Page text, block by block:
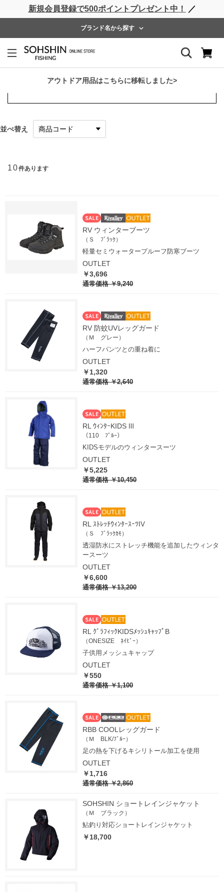
新規会員登録で500ポイントプレゼント中！ ／
ブランド名から探す
アウトドア用品はこちらに移転しました>
MENU
SOHSHIN
並べ替え
10件あります
RV ウィンターブーツ
（Ｓ ﾌﾞﾗｯｸ）
軽量セミウォータープルーフ防寒ブーツ
OUTLET
￥3,696
通常価格￥9,240
RV 防蚊UVレッグガード
（Ｍ グレー）
ハーフパンツとの重ね着に
OUTLET
￥1,320
通常価格￥2,640
RL ｳｨﾝﾀｰKIDS Ⅲ
（110 ﾌﾞﾙｰ）
KIDSモデルのウィンタースーツ
OUTLET
￥5,225
通常価格￥10,450
RL ｽﾄﾚｯﾁｳｨﾝﾀｰｽｰﾂⅣ
（Ｓ ﾌﾞﾗｯｸｶﾓ）
透湿防水にストレッチ機能を追加したウィンタ
ースーツ
OUTLET
￥6,600
通常価格￥13,200
RL ｸﾞﾗﾌｨｯｸKIDSﾒｯｼｭｷｬｯﾌﾟB
（ONESIZE ﾈｲﾋﾞｰ）
子供用メッシュキャップ
OUTLET
￥550
通常価格￥1,100
RBB COOLレッグガード
（Ｍ BLK/ﾌﾞﾙｰ）
足の熱を下げるキシリトール加工を使用
OUTLET
￥1,716
通常価格￥2,860
SOHSHIN ショートレインジャケット
（Ｍ ブラック）
鮎釣り対応ショートレインジャケット
￥18,700